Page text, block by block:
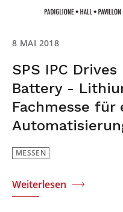
8 MAI 2018
SPS IPC
Battery -
Fachmesse für
MESSEN
Weiterlesen